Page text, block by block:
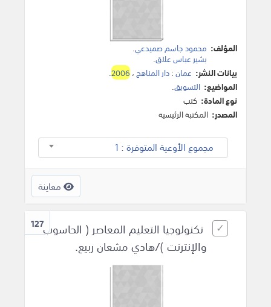
المؤلف: محمود جاسم صميدعي.
بشير عباس علاق.
بيانات النشر: عمان:دار المناهج،2006
.
المواضيع: التسويق.
نوع المادة: كتب
المصدر: المكتبة الرئيسية
مجموع الأوعية المتوفرة : 1
معاينة
127تكنولوجيا التعليم المعاصر ( الحاسوب
والإنترنت )/هادي مشعان ربيع.